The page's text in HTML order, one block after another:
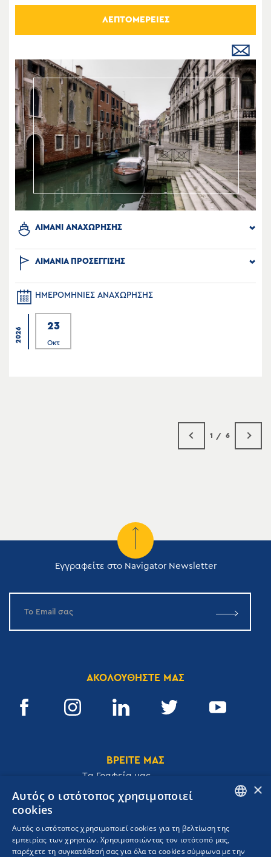
ΛΕΠΤΟΜΕΡΕΙΕΣ
ΛΙΜΑΝΙ ΑΝΑΧΩΡΗΣΗΣ
ΛΙΜΑΝΙΑ ΠΡΟΣΕΓΓΙΣΗΣ
ΗΜΕΡΟΜΗΝΙΕΣ ΑΝΑΧΩΡΗΣΗΣ
2026
23
Οκτ
1 6
Εγγραφείτε στο Navigator Newsletter
ΑΚΟΛΟΥΘΗΣΤΕ ΜΑΣ
ΒΡΕΙΤΕ ΜΑΣ
Tα Γραφεία μας
Ακαδημίας 32, 106 72, Αθήνα, Ελλάδα
T. +30 210 3609801
GREEK
×
Αυτός ο ιστότοπος χρησιμοποιεί
cookies
Αυτός ο ιστότοπος χρησιμοποιεί cookies για τη βελτίωση της
εμπειρίας των χρηστών. Χρησιμοποιώντας τον ιστότοπό μας,
παρέχετε τη συγκατάθεσή σας για όλα τα cookies σύμφωνα με την